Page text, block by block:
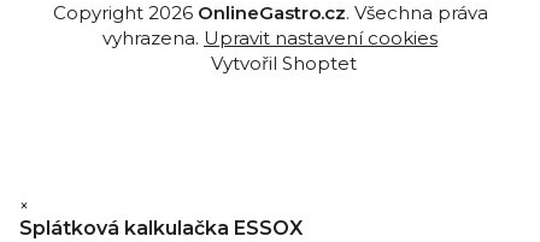
Vytvořil Shoptet
Copyright 2026 OnlineGastro.cz. Všechna práva
vyhrazena. Upravit nastavení cookies
×
Splátková kalkulačka ESSOX